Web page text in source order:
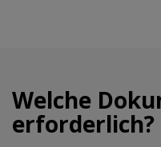
Welche
erforderlich?